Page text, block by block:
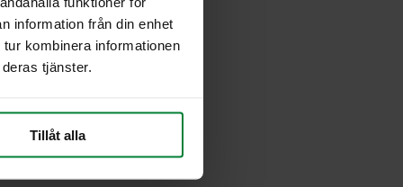
information från din enhet
kombinera informationen
tjänster.
Tillåt alla